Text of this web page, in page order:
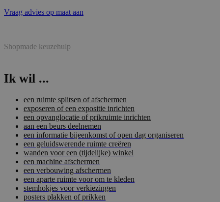
Vraag advies op maat aan
Shopmade keuzehulp
Ik wil ...
een ruimte splitsen of afschermen
exposeren of een expositie inrichten
een opvanglocatie of prikruimte inrichten
aan een beurs deelnemen
een informatie bijeenkomst of open dag organiseren
een geluidswerende ruimte creëren
wanden voor een (tijdelijke) winkel
een machine afschermen
een verbouwing afschermen
een aparte ruimte voor om te kleden
stemhokjes voor verkiezingen
posters plakken of prikken